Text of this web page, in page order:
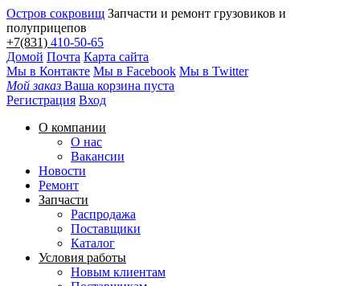
Остров сокровищ Запчасти и ремонт грузовиков и
полуприцепов
+7(831) 410-50-65
Домой Почта Карта сайта
Мы в Контакте Мы в Facebook Мы в Twitter
Мой заказ Ваша корзина пуста
Регистрация Вход
О компании
О нас
Вакансии
Новости
Ремонт
Запчасти
Распродажа
Поставщики
Каталог
Условия работы
Новым клиентам